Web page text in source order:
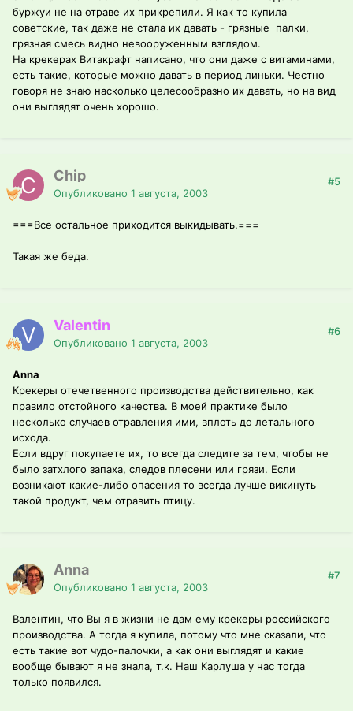
буржуи не на отраве их прикрепили. Я как то купила
советские, так даже не стала их давать - грязные палки,
грязная смесь видно невооруженным взглядом.
На крекерах Витакрафт написано, что они даже с витаминами,
есть такие, которые можно давать в период линьки. Честно
говоря не знаю насколько целесообразно их давать, но на вид
они выглядят очень хорошо.
Chip
Опубликовано 1 августа, 2003
#5
===Все остальное приходится выкидывать.===
Такая же беда.
Valentin
Опубликовано 1 августа, 2003
#6
Anna
Крекеры отечетвенного производства действительно, как
правило отстойного качества. В моей практике было
несколько случаев отравления ими, вплоть до летального
исхода.
Если вдруг покупаете их, то всегда следите за тем, чтобы не
было затхлого запаха, следов плесени или грязи. Если
возникают какие-либо опасения то всегда лучше викинуть
такой продукт, чем отравить птицу.
Anna
Опубликовано 1 августа, 2003
#7
Валентин, что Вы я в жизни не дам ему крекеры российского
производства. А тогда я купила, потому что мне сказали, что
есть такие вот чудо-палочки, а как они выглядят и какие
вообще бывают я не знала, т.к. Наш Карлуша у нас тогда
только появился.